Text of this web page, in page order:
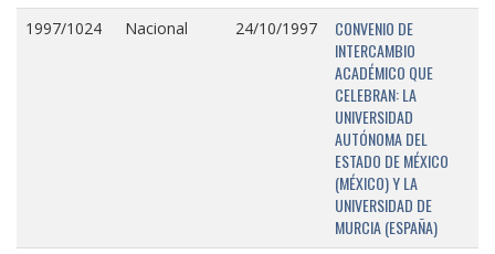
1997/1024 Nacional 24/10/1997
CONVENIO DE
INTERCAMBIO
ACADÉMICO QUE
CELEBRAN: LA
UNIVERSIDAD
AUTÓNOMA DEL
ESTADO DE MÉXICO
(MÉXICO) Y LA
UNIVERSIDAD DE
MURCIA (ESPAÑA)